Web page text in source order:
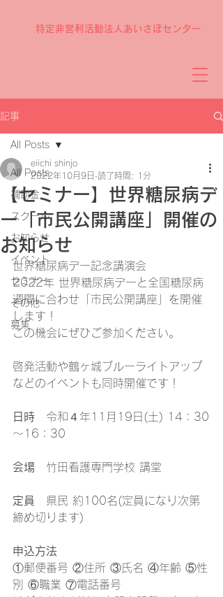
特定非営利活動法人あいさぽセンター
記事
All Posts
補助金
スクール
お知らせ
イベント
セミナー
その他
募集
All Posts
【セミナー】世界糖尿病デ
ー「市民公開講座」開催の
お知らせ
eiichi shinjo
2022年10月9日 読了時間: 1分
世界糖尿病デー記念講演会
2022年 世界糖尿病デーと全国糖尿病
週間に合わせ「市民公開講座」を開催
します！
この機会にぜひご参加ください。
啓発活動や鶴ヶ城ブルーライトアップ
などのイベントも同時開催です！
日時 令和４年11月19日(土) 14：30
～16：30
会場 竹田看護専門学校 講堂
定員
県民 約100名(定員になり次第
締め切ります)
申込方法
①郵便番号 ②住所 ③氏名 ④年齢 ⑤性
別 ⑥職業 ⑦電話番号